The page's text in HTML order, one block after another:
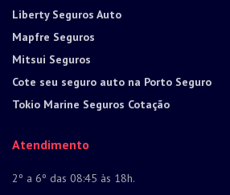
Liberty Seguros Auto
Mapfre Seguros
Mitsui Seguros
Cote seu seguro auto na Porto Seguro
Tokio Marine Seguros Cotação
Atendimento
2º a 6º das 08:45 às 18h.